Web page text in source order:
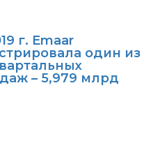
г. Emaar
один из
– 5,979 млрд